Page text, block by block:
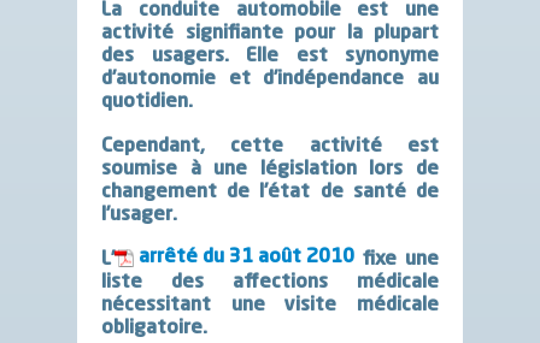
La conduite automobile est une
activité signifiante pour la plupart
des usagers. Elle est synonyme
d’autonomie et d’indépendance au
quotidien.
Cependant, cette activité est
soumise à une législation lors de
changement de l’état de santé de
l’usager.
L’ arrêté du 31 août 2010 fixe une
liste des affections médicale
nécessitant une visite médicale
obligatoire.